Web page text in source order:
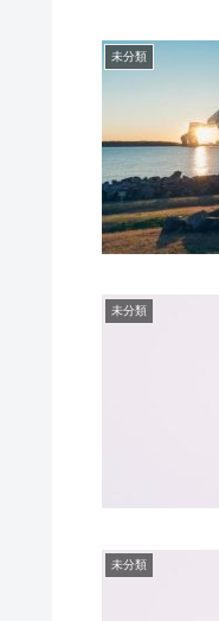
未分類
未分類
未分類